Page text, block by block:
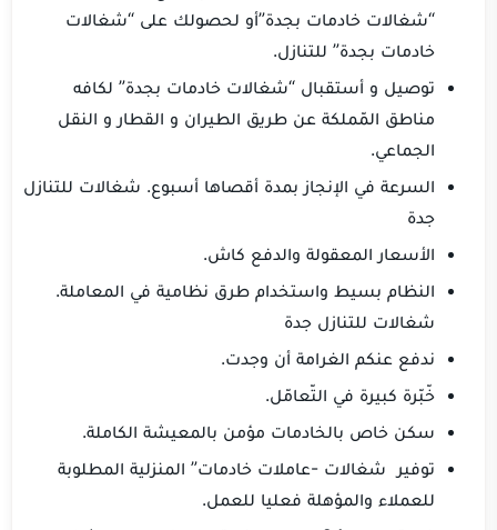
“شغالات خادمات بجدة”أو لحصولك على “شغالات
خادمات بجدة” للتنازل.
توصيل و أستقبال “شغالات خادمات بجدة” لكافه
مناطق المّملكة عن طريق الطيران و القطار و النقل
الجماعي.
السرعة في الإنجاز بمدة أقصاها أسبوع. شغالات للتنازل
جدة
الأسعار المعقولة والدفع كاش.
النظام بسيط واستخدام طرق نظامية في المعاملة.
شغالات للتنازل جدة
ندفع عنكم الغرامة أن وجدت.
خّبّرة كبيرة في التّعامّل.
سكن خاص بالخادمات مؤمن بالمعيشة الكاملة.
توفير شغالات -عاملات خادمات” المنزلية المطلوبة
للعملاء والمؤهلة فعليا للعمل.